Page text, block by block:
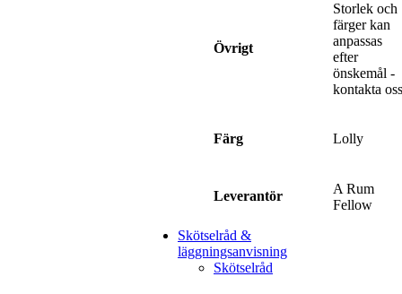
Övrigt
Storlek och
färger kan
anpassas
efter
önskemål -
kontakta oss
Färg Lolly
Leverantör
A Rum
Fellow
Skötselråd &
läggningsanvisning
Skötselråd